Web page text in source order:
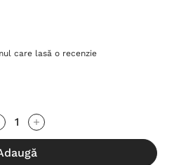
care lasă o recenzie